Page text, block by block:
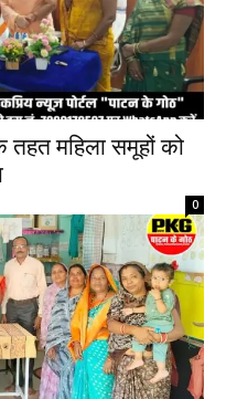
तहत महिला समूहों को
0